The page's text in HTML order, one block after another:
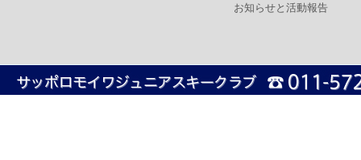
お知らせと活動報告